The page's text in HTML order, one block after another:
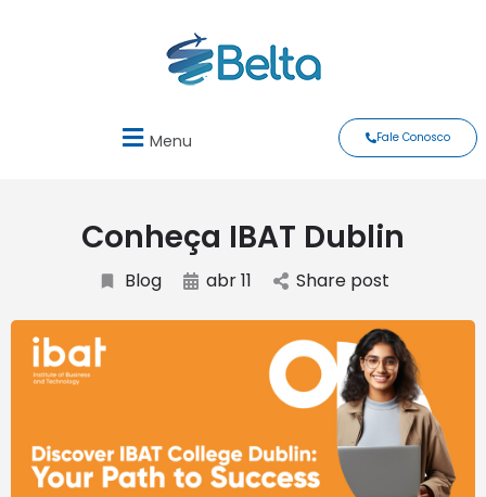
Menu Fale Conosco
Conheça IBAT Dublin
Blog abr 11 Share post